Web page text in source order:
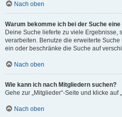
Nach oben
Warum bekomme ich bei der Suche
Deine Suche lieferte zu viele Ergebnisse,
verarbeiten. Benutze die erweiterte
ein oder beschränke die Suche auf
Nach oben
Wie kann ich nach Mitgliedern suchen?
Gehe zur „Mitglieder“-Seite und klicke auf
Nach oben